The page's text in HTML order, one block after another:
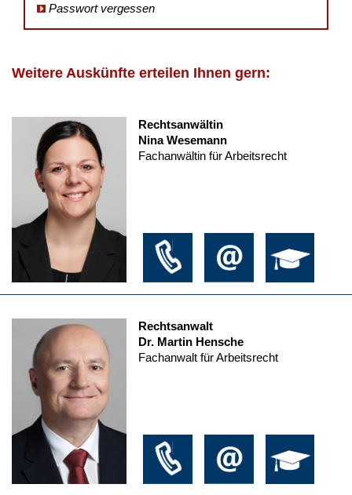
Passwort vergessen
Weitere Auskünfte erteilen Ihnen gern:
Rechtsanwältin
Nina Wesemann
Fachanwältin für Arbeitsrecht
Rechtsanwalt
Dr. Martin Hensche
Fachanwalt für Arbeitsrecht